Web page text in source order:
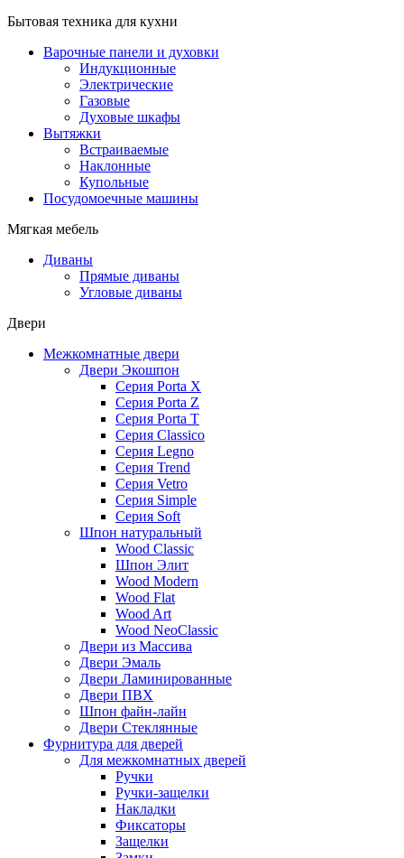
Бытовая техника для кухни
Варочные панели и духовки
Индукционные
Электрические
Газовые
Духовые шкафы
Вытяжки
Встраиваемые
Наклонные
Купольные
Посудомоечные машины
Мягкая мебель
Диваны
Прямые диваны
Угловые диваны
Двери
Межкомнатные двери
Двери Экошпон
Серия Porta X
Серия Porta Z
Серия Porta T
Серия Classico
Серия Legno
Серия Trend
Серия Vetro
Серия Simple
Серия Soft
Шпон натуральный
Wood Classic
Шпон Элит
Wood Modern
Wood Flat
Wood Art
Wood NeoClassic
Двери из Массива
Двери Эмаль
Двери Ламинированные
Двери ПВХ
Шпон файн-лайн
Двери Стеклянные
Фурнитура для дверей
Для межкомнатных дверей
Ручки
Ручки-защелки
Накладки
Фиксаторы
Защелки